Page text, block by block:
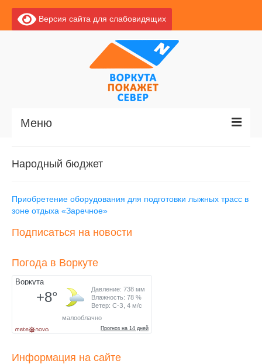
Версия сайта для слабовидящих
Меню
О Воркуте
Документы
Противодействие коррупции
Народный бюджет
Приобретение оборудования для подготовки лыжных трасс в
зоне отдыха «Заречное»
Подписаться на новости
Погода в Воркуте
Информация на сайте